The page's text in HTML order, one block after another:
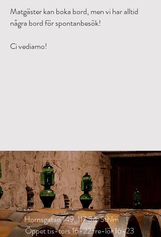
Matgäster kan boka bord, men vi har alltid
några bord för spontanbesök!
Ci vediamo!
Hornsgatan 149, 117 34 Sthlm |
Öppet tis-tors 16-22 fre-lör 16-23